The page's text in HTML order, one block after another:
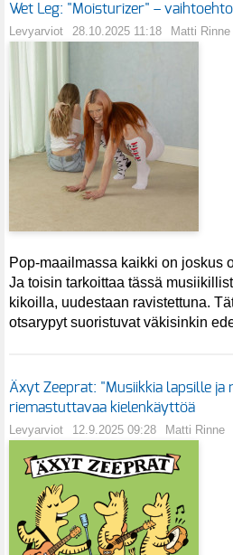
Wet Leg: "Moisturizer" –
Levyarviot 28.10.2025 11:18 Matti Rinne
Pop-maailmassa kaikki on joskus
Ja toisin tarkoittaa tässä
kikoilla, uudestaan ravistettuna.
otsarypyt suoristuvat väkisinkin
Äxyt Zeeprat: "Musiikkia lapsille ja
riemastuttavaa kielenkäyttöä
Levyarviot 12.9.2025 09:28 Matti Rinne